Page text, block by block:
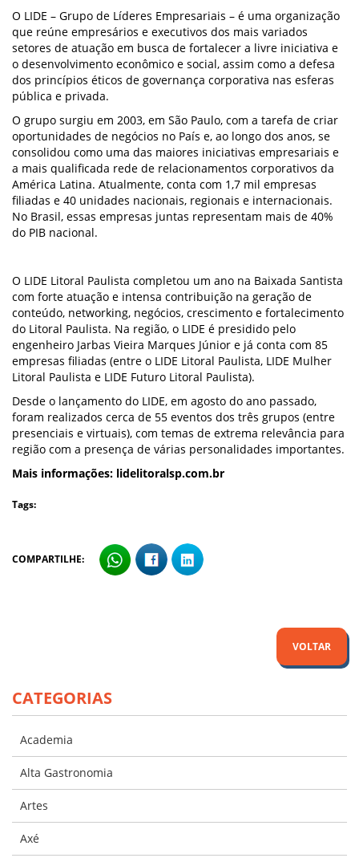
O LIDE – Grupo de Líderes Empresariais – é uma organização
que reúne empresários e executivos dos mais variados
setores de atuação em busca de fortalecer a livre iniciativa e
o desenvolvimento econômico e social, assim como a defesa
dos princípios éticos de governança corporativa nas esferas
pública e privada.
O grupo surgiu em 2003, em São Paulo, com a tarefa de criar
oportunidades de negócios no País e, ao longo dos anos, se
consolidou como uma das maiores iniciativas empresariais e
a mais qualificada rede de relacionamentos corporativos da
América Latina. Atualmente, conta com 1,7 mil empresas
filiadas e 40 unidades nacionais, regionais e internacionais.
No Brasil, essas empresas juntas representam mais de 40%
do PIB nacional.
O LIDE Litoral Paulista completou um ano na Baixada Santista
com forte atuação e intensa contribuição na geração de
conteúdo, networking, negócios, crescimento e fortalecimento
do Litoral Paulista. Na região, o LIDE é presidido pelo
engenheiro Jarbas Vieira Marques Júnior e já conta com 85
empresas filiadas (entre o LIDE Litoral Paulista, LIDE Mulher
Litoral Paulista e LIDE Futuro Litoral Paulista).
Desde o lançamento do LIDE, em agosto do ano passado,
foram realizados cerca de 55 eventos dos três grupos (entre
presenciais e virtuais), com temas de extrema relevância para
região com a presença de várias personalidades importantes.
Mais informações: lidelitoralsp.com.br
Tags:
COMPARTILHE:
VOLTAR
CATEGORIAS
Academia
Alta Gastronomia
Artes
Axé